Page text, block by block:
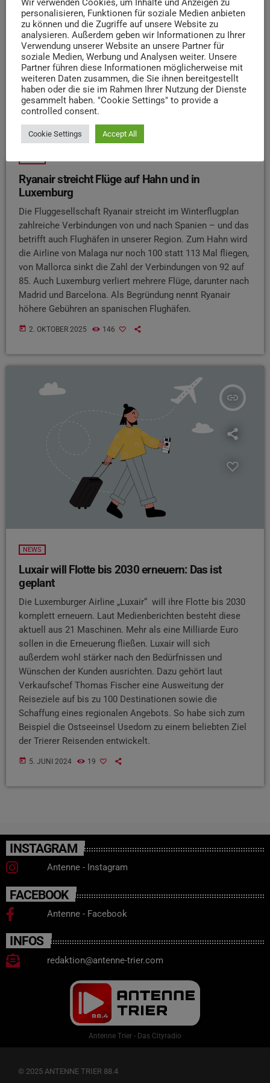
insert_link
Ryanair streicht Flüge auf Hahn und in
Luxemburg
Die Fluggesellschaft Ryanair streicht im Winterflugplan
zahlreiche Verbindungen von und nach Spanien – und das
betrifft auch Flughäfen in unserer Region. Zum Hahn wird
die Airline von Malaga nur noch 100 statt 113 Mal fliegen,
von Mallorca sinkt die Zahl der Verbindungen von 92 auf
85. Auch Luxemburg verliert mehrere Flüge, darunter nach
Madrid und Barcelona. Als Begründung nennt Ryanair
höhere Gebühren an spanischen Flughäfen.
today 2. OKTOBER 2025 146
insert_link
NEWS
Luxair will Flotte bis 2030 erneuern: Das ist
geplant
Die Luxemburger Airline „Luxair“ will ihre Flotte bis 2030
komplett erneuern. Laut Medienberichten besteht diese
aktuell aus 21 Maschinen. Mehr als eine Milliarde Euro
sollen in die Erneuerung fließen. Luxair will sich
außerdem wohl stärker nach den Bedürfnissen und
Wünschen der Kunden ausrichten. Dazu gehört laut
Verkaufschef Thomas Fischer eine Ausweitung der
Reiseziele auf bis zu 100 Destinationen sowie die
Schaffung eines regionalen Angebots. So habe sich zum
Beispiel die Ostseeinsel Usedom zu einem beliebten Ziel
der Trierer Reisenden entwickelt.
today 5. JUNI 2024 19
INSTAGRAM
Antenne - Instagram
FACEBOOK
Antenne - Facebook
INFOS
redaktion@antenne-trier.com
Antenne Trier - Das Cityradio
© 2025 ANTENNE TRIER 88.4
Wir verwenden Cookies, um Inhalte und Anzeigen zu
personalisieren, Funktionen für soziale Medien anbieten
zu können und die Zugriffe auf unsere Website zu
analysieren. Außerdem geben wir Informationen zu Ihrer
Verwendung unserer Website an unsere Partner für
soziale Medien, Werbung und Analysen weiter. Unsere
Partner führen diese Informationen möglicherweise mit
weiteren Daten zusammen, die Sie ihnen bereitgestellt
haben oder die sie im Rahmen Ihrer Nutzung der Dienste
gesammelt haben. "Cookie Settings" to provide a
controlled consent.
Cookie Settings Accept All